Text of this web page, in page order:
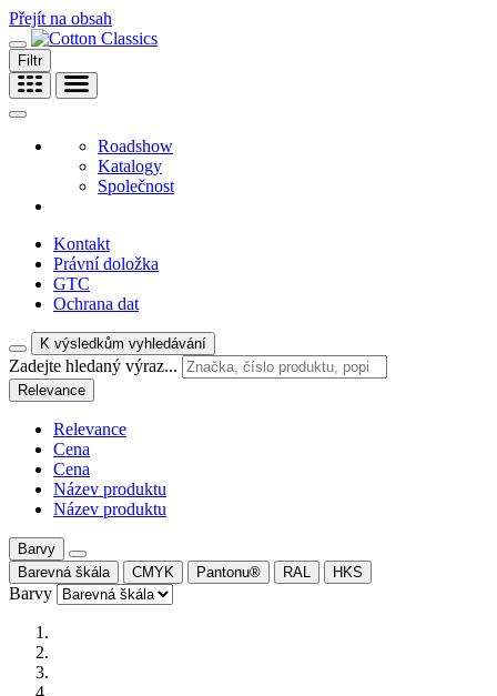
Přejít na obsah
Filtr
Roadshow
Katalogy
Společnost
Kontakt
Právní doložka
GTC
Ochrana dat
K výsledkům vyhledávání
Zadejte hledaný výraz...
Relevance
Relevance
Cena
Cena
Název produktu
Název produktu
Barvy
Barevná škála
CMYK Pantonu® RAL HKS
Barvy